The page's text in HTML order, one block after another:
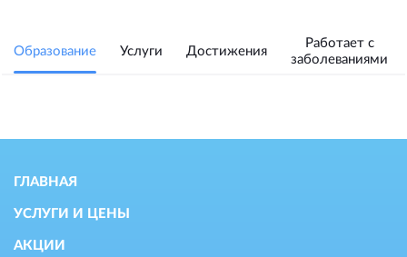
Образование Услуги Достижения
Работает с
заболеваниями
ГЛАВНАЯ
УСЛУГИ И ЦЕНЫ
АКЦИИ